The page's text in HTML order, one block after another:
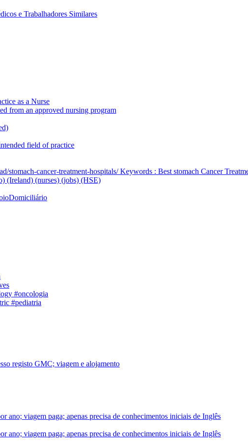
e Trabalhadores Similares
as a Nurse
from an approved nursing program
field of practice
stomach-cancer-treatment-hospitals/ Keywords : Best stomach Cancer
(Ireland) (nurses) (jobs) (HSE)
#oncologia
#pediatria
registo GMC; viagem e alojamento
ano; viagem paga; apenas precisa de conhecimentos iniciais de Inglês
ano; viagem paga; apenas precisa de conhecimentos iniciais de Inglês